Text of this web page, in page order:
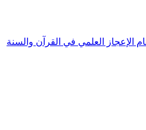
الإعجاز العلمي في القرآن والسنة